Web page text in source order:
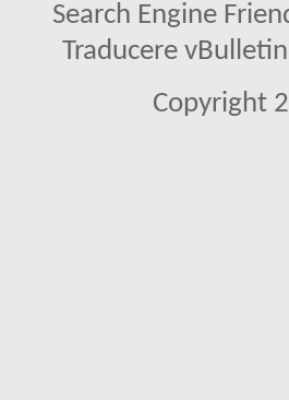
Search Engine
Traducere
Copyright